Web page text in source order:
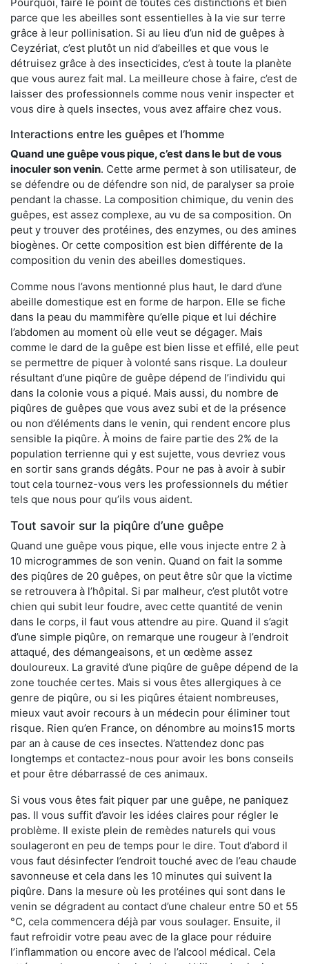
parce que les abeilles sont essentielles à la vie sur terre
grâce à leur pollinisation. Si au lieu d’un nid de guêpes à
Ceyzériat, c’est plutôt un nid d’abeilles et que vous le
détruisez grâce à des insecticides, c’est à toute la planète
que vous aurez fait mal. La meilleure chose à faire, c’est de
laisser des professionnels comme nous venir inspecter et
vous dire à quels insectes, vous avez affaire chez vous.
Interactions entre les guêpes et l’homme
Quand une guêpe vous pique, c’est dans le but de vous
inoculer son venin. Cette arme permet à son utilisateur, de
se défendre ou de défendre son nid, de paralyser sa proie
pendant la chasse. La composition chimique, du venin des
guêpes, est assez complexe, au vu de sa composition. On
peut y trouver des protéines, des enzymes, ou des amines
biogènes. Or cette composition est bien différente de la
composition du venin des abeilles domestiques.
Comme nous l’avons mentionné plus haut, le dard d’une
abeille domestique est en forme de harpon. Elle se fiche
dans la peau du mammifère qu’elle pique et lui déchire
l’abdomen au moment où elle veut se dégager. Mais
comme le dard de la guêpe est bien lisse et effilé, elle peut
se permettre de piquer à volonté sans risque. La douleur
résultant d’une piqûre de guêpe dépend de l’individu qui
dans la colonie vous a piqué. Mais aussi, du nombre de
piqûres de guêpes que vous avez subi et de la présence
ou non d’éléments dans le venin, qui rendent encore plus
sensible la piqûre. À moins de faire partie des 2% de la
population terrienne qui y est sujette, vous devriez vous
en sortir sans grands dégâts. Pour ne pas à avoir à subir
tout cela tournez-vous vers les professionnels du métier
tels que nous pour qu’ils vous aident.
Tout savoir sur la piqûre d’une guêpe
Quand une guêpe vous pique, elle vous injecte entre 2 à
10 microgrammes de son venin. Quand on fait la somme
des piqûres de 20 guêpes, on peut être sûr que la victime
se retrouvera à l’hôpital. Si par malheur, c’est plutôt votre
chien qui subit leur foudre, avec cette quantité de venin
dans le corps, il faut vous attendre au pire. Quand il s’agit
d’une simple piqûre, on remarque une rougeur à l’endroit
attaqué, des démangeaisons, et un œdème assez
douloureux. La gravité d’une piqûre de guêpe dépend de la
zone touchée certes. Mais si vous êtes allergiques à ce
genre de piqûre, ou si les piqûres étaient nombreuses,
mieux vaut avoir recours à un médecin pour éliminer tout
risque. Rien qu’en France, on dénombre au moins15 morts
par an à cause de ces insectes. N’attendez donc pas
longtemps et contactez-nous pour avoir les bons conseils
et pour être débarrassé de ces animaux.
Si vous vous êtes fait piquer par une guêpe, ne paniquez
pas. Il vous suffit d’avoir les idées claires pour régler le
problème. Il existe plein de remèdes naturels qui vous
soulageront en peu de temps pour le dire. Tout d’abord il
vous faut désinfecter l’endroit touché avec de l’eau chaude
savonneuse et cela dans les 10 minutes qui suivent la
piqûre. Dans la mesure où les protéines qui sont dans le
venin se dégradent au contact d’une chaleur entre 50 et 55
°C, cela commencera déjà par vous soulager. Ensuite, il
faut refroidir votre peau avec de la glace pour réduire
l’inflammation ou encore avec de l’alcool médical. Cela